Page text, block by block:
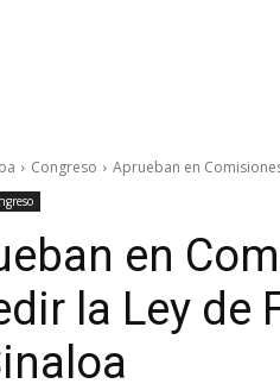
Congreso Aprueban en
en
la Ley de